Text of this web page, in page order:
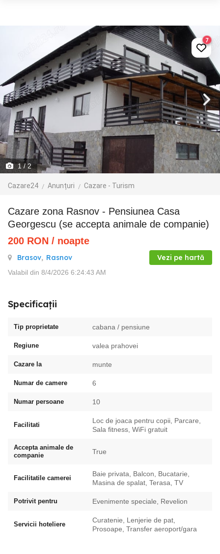
1/ 2
Cazare24 Anunțuri Cazare - Turism
7
Cazare zona Rasnov - Pensiunea Casa
Georgescu (se accepta animale de companie)
200 RON / noapte
Brasov, Rasnov Vezi pe hartă
Valabil din 8/4/2026 6:24:43 AM
Specificații
Tip proprietate cabana / pensiune
Regiune valea prahovei
Cazare la munte
Numar de camere 6
Numar persoane 10
Facilitati
Loc de joaca pentru copii, Parcare,
Sala fitness, WiFi gratuit
Accepta animale de
companie
True
Facilitatile camerei
Baie privata, Balcon, Bucatarie,
Masina de spalat, Terasa, TV
Potrivit pentru Evenimente speciale, Revelion
Servicii hoteliere
Curatenie, Lenjerie de pat,
Prosoape, Transfer aeroport/gara